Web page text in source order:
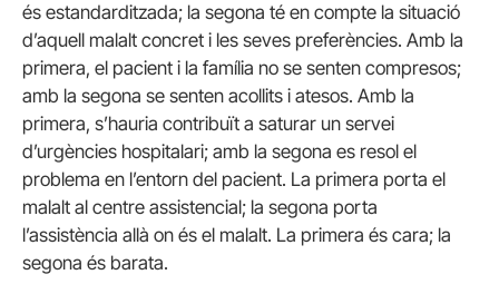
és estandarditzada; la segona té en compte la situació
d’aquell malalt concret i les seves preferències. Amb la
primera, el pacient i la família no se senten compresos;
amb la segona se senten acollits i atesos. Amb la
primera, s’hauria contribuït a saturar un servei
d’urgències hospitalari; amb la segona es resol el
problema en l’entorn del pacient. La primera porta el
malalt al centre assistencial; la segona porta
l’assistència allà on és el malalt. La primera és cara; la
segona és barata.